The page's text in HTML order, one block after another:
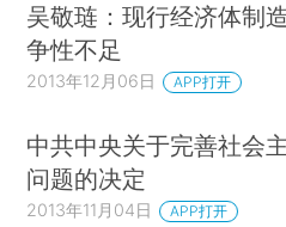
吴敬琏：现行经济体制
争性不足
2013年12月06日 APP打开
中共中央关于完善社会
问题的决定
2013年11月04日 APP打开